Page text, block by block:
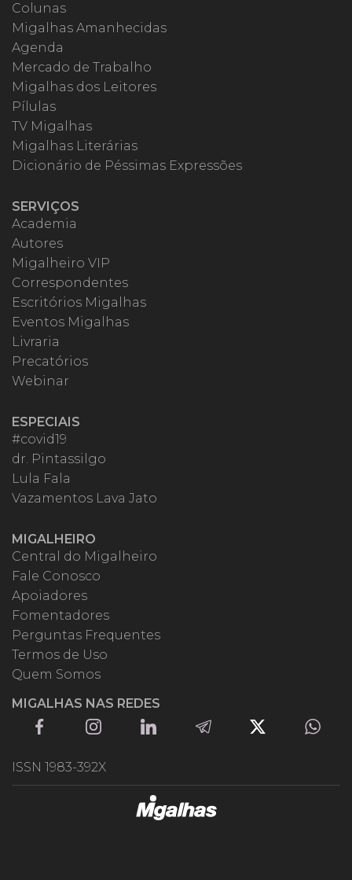
Colunas
Migalhas Amanhecidas
Agenda
Mercado de Trabalho
Migalhas dos Leitores
Pílulas
TV Migalhas
Migalhas Literárias
Dicionário de Péssimas Expressões
SERVIÇOS
Academia
Autores
Migalheiro VIP
Correspondentes
Escritórios Migalhas
Eventos Migalhas
Livraria
Precatórios
Webinar
ESPECIAIS
#covid19
dr. Pintassilgo
Lula Fala
Vazamentos Lava Jato
MIGALHEIRO
Central do Migalheiro
Fale Conosco
Apoiadores
Fomentadores
Perguntas Frequentes
Termos de Uso
Quem Somos
MIGALHAS NAS REDES
ISSN 1983-392X